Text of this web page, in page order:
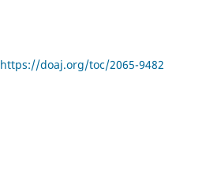
https://doaj.org/toc/2065-9482